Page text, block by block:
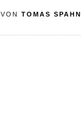
VON TOMAS SPAHN